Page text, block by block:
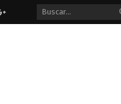
Google+